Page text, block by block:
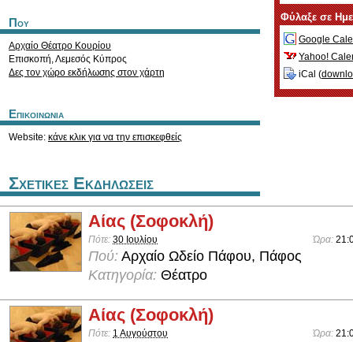
Που
Αρχαίο Θέατρο Κουρίου
Επισκοπή,Λεμεσός Κύπρος
Δες τον χώρο εκδήλωσης στον χάρτη
Επικοινωνια
Website: κάνε κλικ για να την επισκεφθείς
Φύλαξε σε
Google
Yahoo!
iCal (
Σχετικες Εκδηλωσεις
Αίας (Σοφοκλή)
Πότε: 30 Ιουλίου Ώρα:
Πού: Αρχαίο Ωδείο Πάφου, Πάφος
Κατηγορία: Θέατρο
Αίας (Σοφοκλή)
Πότε: 1 Αυγούστου Ώρα: